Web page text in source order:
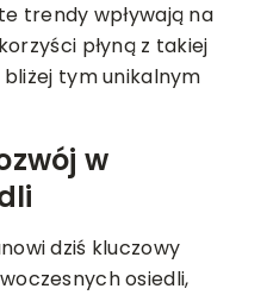
trendy wpływają na
płyną z takiej
tym unikalnym
w
dziś kluczowy
osiedli,